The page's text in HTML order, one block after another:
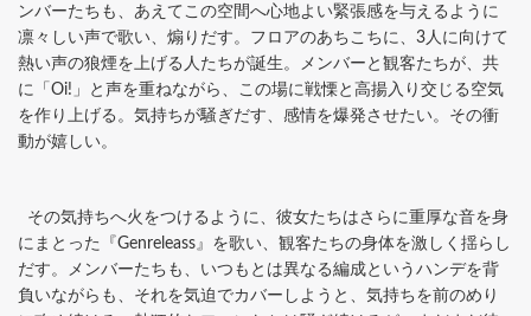
ンバーたちも、あえてこの空間へ心地よい緊張感を与えるように
凛々しい声で歌い、煽りだす。フロアのあちこちに、3人に向けて
熱い声の狼煙を上げる人たちが誕生。メンバーと観客たちが、共
に「Oi!」と声を重ねながら、この場に戦慄と高揚入り交じる空気
を作り上げる。気持ちが騒ぎだす、感情を爆発させたい。その衝
動が嬉しい。
その気持ちへ火をつけるように、彼女たちはさらに重厚な音を身
にまとった『Genreleass』を歌い、観客たちの身体を激しく揺らし
だす。メンバーたちも、いつもとは異なる編成というハンデを背
負いながらも、それを気迫でカバーしようと、気持ちを前のめり